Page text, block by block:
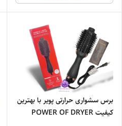
SALON ITALY 4002
برس سشواری حرارتی پویر با بهترین
کیفیت POWER OF DRYER